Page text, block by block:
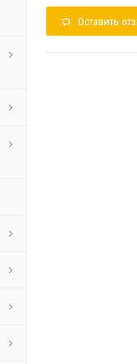
Оставить